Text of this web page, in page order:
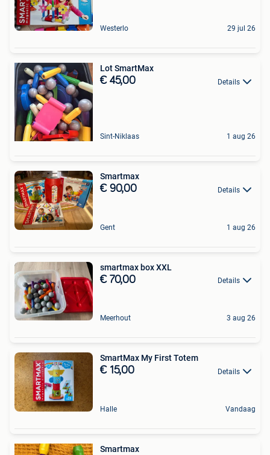
Westerlo 29 jul 26
Lot SmartMax
€ 45,00 Details
Sint-Niklaas 1 aug 26
Smartmax
€ 90,00 Details
Gent 1 aug 26
smartmax box XXL
€ 70,00 Details
Meerhout 3 aug 26
SmartMax My First Totem
€ 15,00 Details
Halle Vandaag
Smartmax